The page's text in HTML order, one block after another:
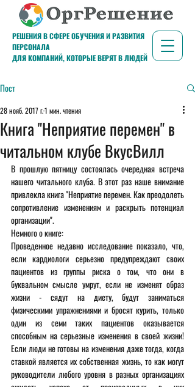
РЕШЕНИЯ В СФЕРЕ ОБУЧЕНИЯ И РАЗВИТИЯ
ПЕРСОНАЛА
ДЛЯ КОМПАНИЙ, КОТОРЫЕ ВЕРЯТ В ЛЮДЕЙ
Пост
Книга "Неприятие перемен" в
читальном клубе ВкусВилл
28 нояб. 2017 г.1 мин. чтения
В прошлую пятницу состоялась очередная встреча
нашего читального клуба. В этот раз наше внимание
привлекла книга "Неприятие перемен. Как преодолеть
сопротивление изменениям и раскрыть потенциал
организации".
Немного о книге:
Проведенное недавно исследование показало, что,
если кардиологи серьезно предупреждают своих
пациентов из группы риска о том, что они в
буквальном смысле умрут, если не изменят образ
жизни - сядут на диету, будут заниматься
физическими упражнениями и бросят курить, только
один из семи таких пациентов оказывается
способным на серьезные изменения в своей жизни!
Если люди не готовы на изменения даже тогда, когда
ставкой является их собственная жизнь, то как могут
руководители любого уровня в разных организациях